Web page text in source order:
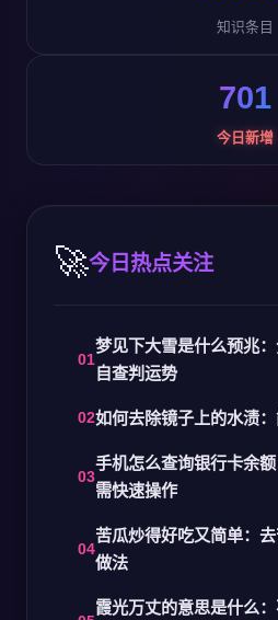
知识条目
701
今日新增
今日热点关注
梦见下大雪是什么预兆
自查判运势
如何去除镜子上的水渍
手机怎么查询银行卡余
需快速操作
苦瓜炒得好吃又简单：
做法
霞光万丈的意思是什么